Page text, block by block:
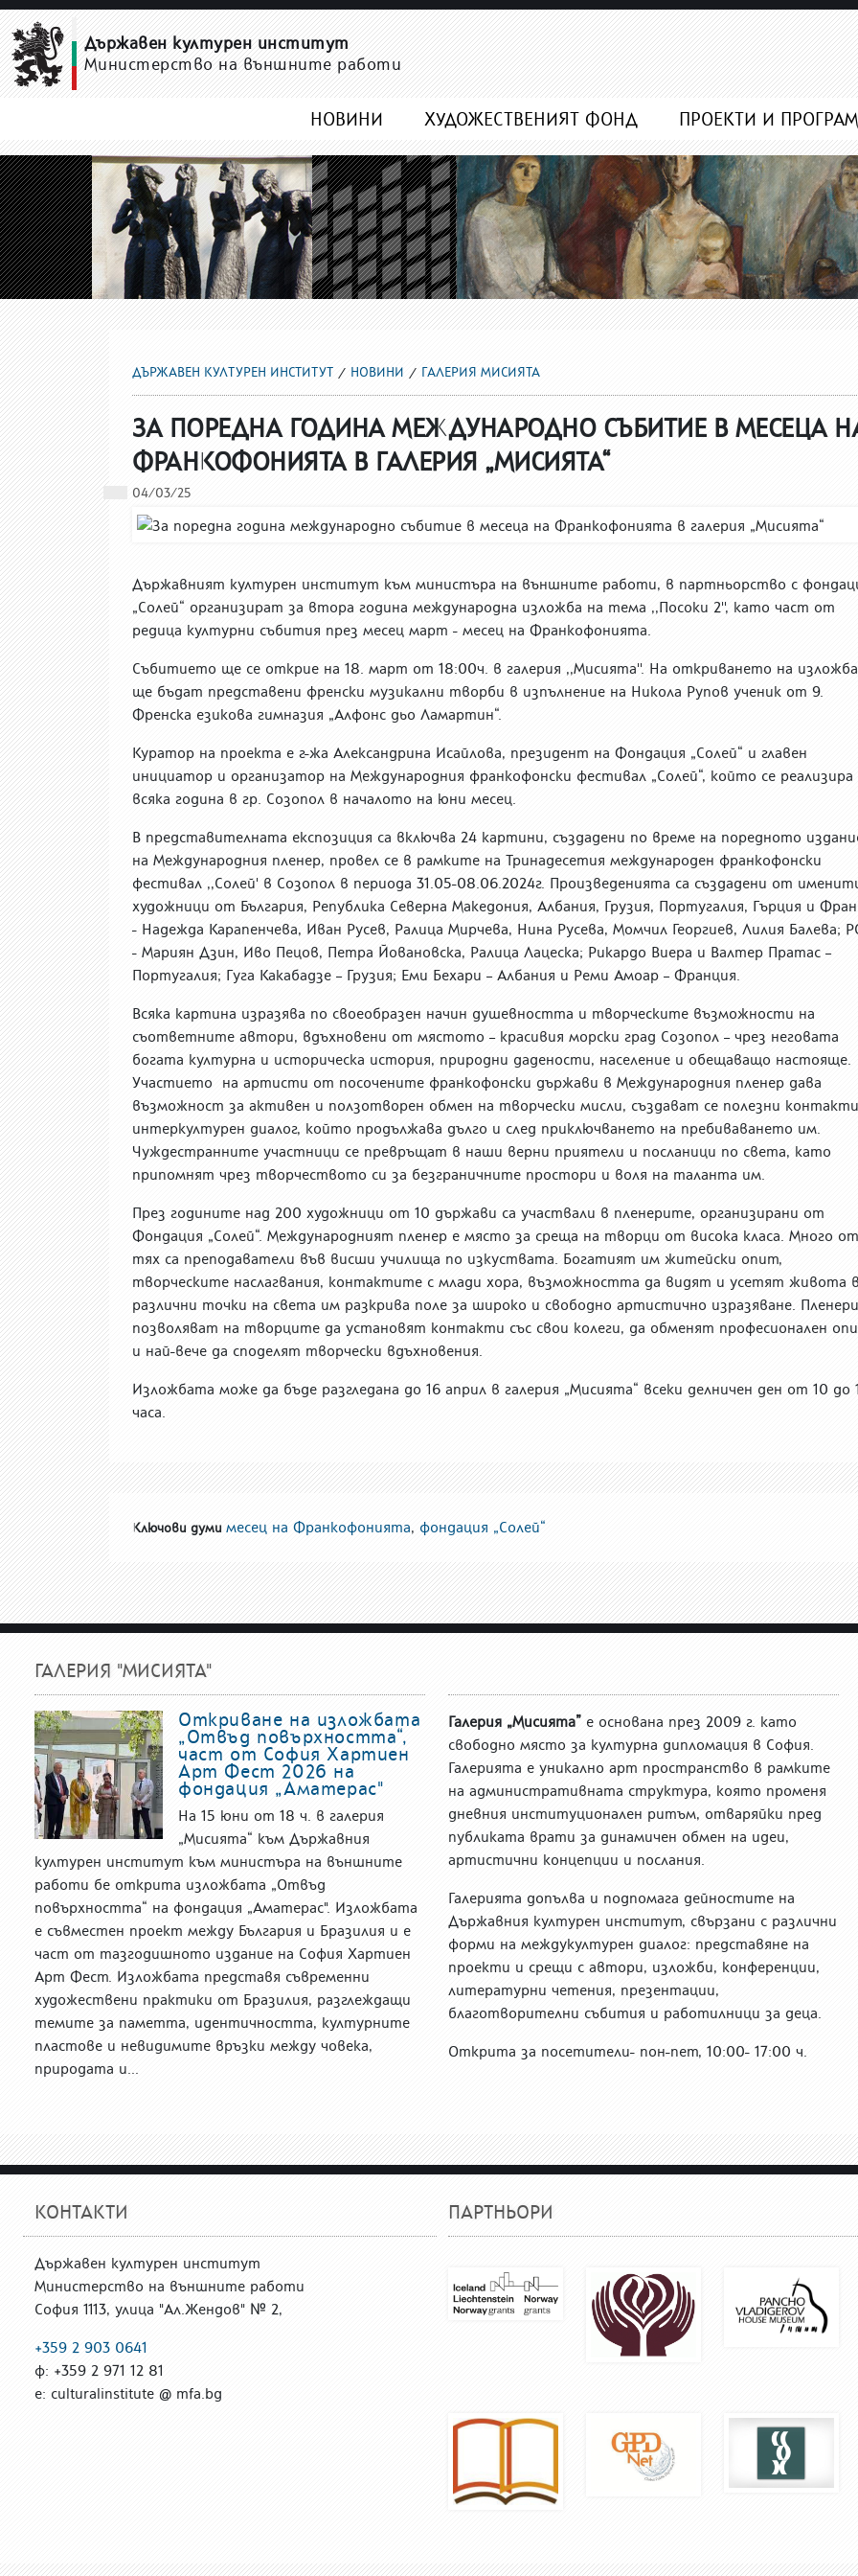
ГАЛЕРИЯ МИСИЯТА
Държавен културен институт
Министерство на външните работи
НОВИНИ ХУДОЖЕСТВЕНИЯТ ФОНД ПРОЕКТИ И
ДЪРЖАВЕН КУЛТУРЕН ИНСТИТУТ НОВИНИ ГАЛЕРИЯ МИСИЯТА
ЗА ПОРЕДНА ГОДИНА МЕЖДУНАРОДНО СЪБИТИЕ В МЕСЕЦА
ФРАНКОФОНИЯТА В ГАЛЕРИЯ „МИСИЯТА“
04/03/25
Държавният културен институт към министъра на външните работи, в партньорство с
„Солей“ организират за втора година международна изложба на тема ,,Посоки 2'', като част от
редица културни събития през месец март - месец на Франкофонията.
Събитието ще се открие на 18. март от 18:00ч. в галерия ,,Мисията''. На откриването на
ще бъдат представени френски музикални творби в изпълнение на Никола Рупов ученик от 9.
Френска езикова гимназия „Алфонс дьо Ламартин“.
Куратор на проекта е г-жа Александрина Исайлова, президент на Фондация „Солей“ и главен
инициатор и организатор на Международния франкофонски фестивал „Солей“, който се реализира
всяка година в гр. Созопол в началото на юни месец.
В представителната експозиция са включва 24 картини, създадени по време на поредното
на Международния пленер, провел се в рамките на Тринадесетия международен франкофонски
фестивал ,,Солей' в Созопол в периода 31.05-08.06.2024г. Произведенията са създадени от
художници от България, Република Северна Македония, Албания, Грузия, Португалия, Гърция и
- Надежда Карапенчева, Иван Русев, Ралица Мирчева, Нина Русева, Момчил Георгиев, Лилия Балева;
- Мариян Дзин, Иво Пецов, Петра Йовановска, Ралица Лацеска; Рикардо Виера и Валтер Пратас –
Португалия; Гуга Какабадзе – Грузия; Еми Бехари – Албания и Реми Амоар – Франция.
Всяка картина изразява по своеобразен начин душевността и творческите възможности на
съответните автори, вдъхновени от мястото – красивия морски град Созопол – чрез неговата
богата културна и историческа история, природни дадености, население и обещаващо настояще.
Участието на артисти от посочените франкофонски държави в Международния пленер дава
възможност за активен и ползотворен обмен на творчески мисли, създават се полезни
интеркултурен диалог, който продължава дълго и след приключването на пребиваването им.
Чуждестранните участници се превръщат в наши верни приятели и посланици по света, като
припомнят чрез творчеството си за безграничните простори и воля на таланта им.
През годините над 200 художници от 10 държави са участвали в пленерите, организирани от
Фондация „Солей“. Международният пленер е място за среща на творци от висока класа. Много от
тях са преподаватели във висши училища по изкуствата. Богатият им житейски опит,
творческите наслагвания, контактите с млади хора, възможността да видят и усетят живота в
различни точки на света им разкрива поле за широко и свободно артистично изразяване.
позволяват на творците да установят контакти със свои колеги, да обменят професионален
и най-вече да споделят творчески вдъхновения.
Изложбата може да бъде разгледана до 16 април в галерия „Мисията“ всеки делничен ден от 10 до
часа.
Ключови думи месец на Франкофонията, фондация „Солей“
ГАЛЕРИЯ "МИСИЯТА"
Откриване на изложбата
„Отвъд повърхността“,
част от София Хартиен
Арт Фест 2026 на
фондация „Аматерас"
На 15 юни от 18 ч. в галерия
„Мисията“ към Държавния
културен институт към министъра на външните
работи бе открита изложбата „Отвъд
повърхността“ на фондация „Аматерас". Изложбата
е съвместен проект между България и Бразилия и е
част от тазгодишното издание на София Хартиен
Арт Фест. Изложбата представя съвременни
художествени практики от Бразилия, разглеждащи
темите за паметта, идентичността, културните
пластове и невидимите връзки между човека,
природата и...
Галерия „Мисията” е основана през 2009 г. като
свободно място за културна дипломация в София.
Галерията е уникално арт пространство в рамките
на административната структура, която променя
дневния институционален ритъм, отваряйки пред
публиката врати за динамичен обмен на идеи,
артистични концепции и послания.
Галерията допълва и подпомага дейностите на
Държавния културен институт, свързани с различни
форми на междукултурен диалог: представяне на
проекти и срещи с автори, изложби, конференции,
литературни четения, презентации,
благотворителни събития и работилници за деца.
Открита за посетители- пон-пет, 10:00- 17:00 ч.
КОНТАКТИ
Държавен културен институт
Министерство на външните работи
София 1113, улица "Ал.Жендов" № 2,
+359 2 903 0641
ф: +359 2 971 12 81
е: culturalinstitute @ mfa.bg
ПАРТНЬОРИ